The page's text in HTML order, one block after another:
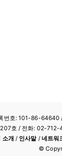
번호: 101-86-64640
207호 / 전화: 02-712-
소개 / 인사말/ 네트워
©